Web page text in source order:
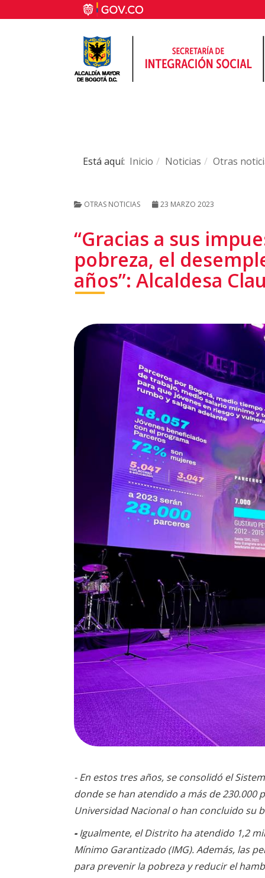
Está aquí: Inicio Noticias Otras
OTRAS NOTICIAS 23 MARZO 2023
“Gracias a sus
pobreza, el
años”: Alcaldesa
- En estos tres años, se consolidó el
donde se han atendido a más de 230.000
Universidad Nacional o han concluido su
-Igualmente, el Distrito ha atendido 1,2
Mínimo Garantizado (IMG). Además, las
para prevenir la pobreza y reducir el